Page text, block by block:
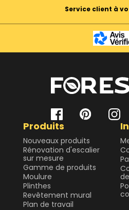
Service client à
Produits
Nouveaux produits
Rénovation d'escalier
sur mesure
Gamme de produits
Moulure
Plinthes
Revêtement mural
Plan de travail